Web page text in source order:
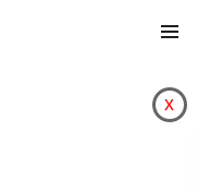
x